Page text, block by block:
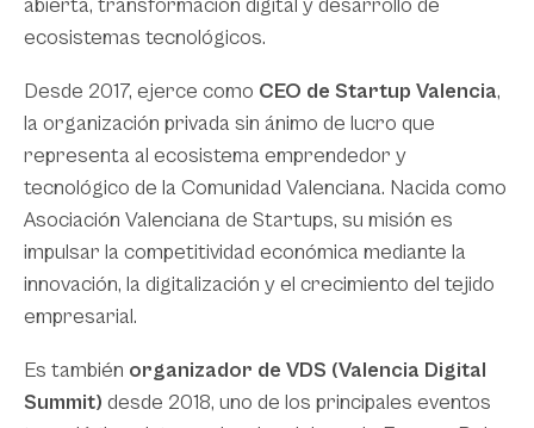
abierta, transformación digital y desarrollo de
ecosistemas tecnológicos.
Desde 2017, ejerce como CEO de Startup Valencia,
la organización privada sin ánimo de lucro que
representa al ecosistema emprendedor y
tecnológico de la Comunidad Valenciana. Nacida como
Asociación Valenciana de Startups, su misión es
impulsar la competitividad económica mediante la
innovación, la digitalización y el crecimiento del tejido
empresarial.
Es también organizador de VDS (Valencia Digital
Summit) desde 2018, uno de los principales eventos